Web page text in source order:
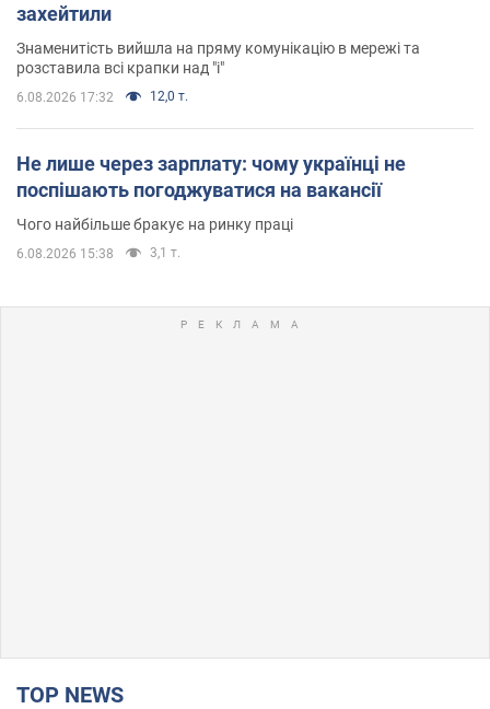
захейтили
Знаменитість вийшла на пряму комунікацію в мережі та
розставила всі крапки над "і"
6.08.2026 17:32 12,0 т.
Не лише через зарплату: чому українці не
поспішають погоджуватися на вакансії
Чого найбільше бракує на ринку праці
6.08.2026 15:38 3,1 т.
TOP NEWS